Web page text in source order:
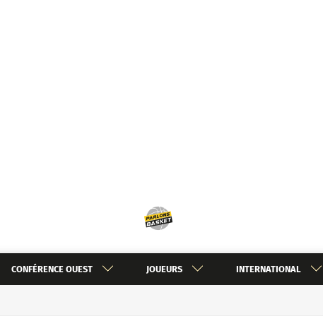
CONFÉRENCE OUEST JOUEURS INTERNATIONAL